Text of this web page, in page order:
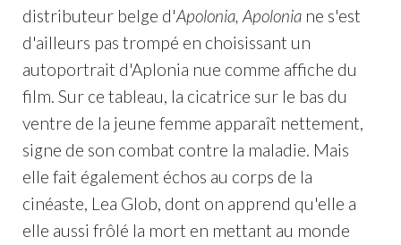
distributeur belge d'Apolonia, Apoloniane s'est
d'ailleurs pas trompé en choisissant un
autoportrait d'Aplonia nue comme affiche du
film. Sur ce tableau, la cicatrice sur le bas du
ventre de la jeune femme apparaît nettement,
signe de son combat contre la maladie. Mais
elle fait également échos au corps de la
cinéaste, Lea Glob, dont on apprend qu'elle a
elle aussi frôlé la mort en mettant au monde